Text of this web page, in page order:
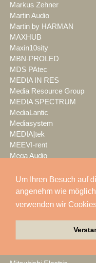
Um Ihren Besuch auf
angenehm wie
verwenden wir
Markus Zehner
Martin Audio
Martin by HARMAN
MAXHUB
Maxin10sity
MBN-PROLED
MDS PAtec
MEDIA IN RES
Media Resource Group
MEDIA SPECTRUM
MediaLantic
Mediasystem
MEDIA|tek
MEEVI-rent
Mega Audio
MEGATECH
Merging Technologies
Meyer Sound
Miet-pa
Ministry of Light